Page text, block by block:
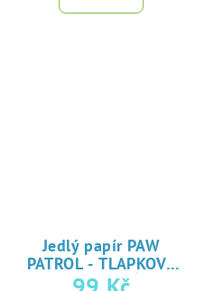
Jedlý papír PAW
PATROL - TLAPKOVÁ
PATROLA★